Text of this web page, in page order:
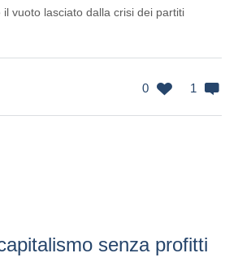
vuoto lasciato dalla crisi dei partiti
0 1
senza profitti